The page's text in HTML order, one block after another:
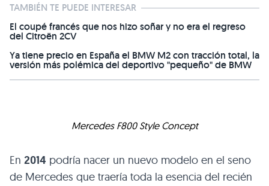
TAMBIÉN TE PUEDE INTERESAR
El coupé francés que nos hizo soñar y no era el regreso
del Citroën 2CV
Ya tiene precio en España el BMW M2 con tracción total, la
versión más polémica del deportivo "pequeño" de BMW
Mercedes F800 Style Concept
En 2014 podría nacer un nuevo modelo en el seno
de Mercedes que traería toda la esencia del recién